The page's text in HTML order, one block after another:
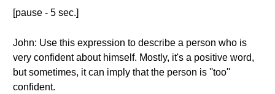
[pause - 5 sec.]
John: Use this expression to describe a person who is
very confident about himself. Mostly, it's a positive word,
but sometimes, it can imply that the person is ''too''
confident.